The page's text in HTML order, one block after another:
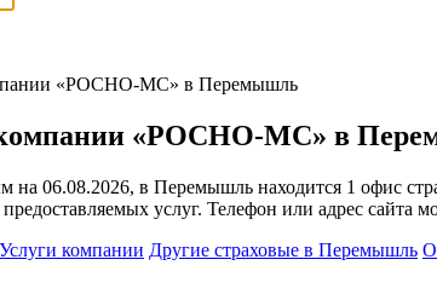
«РОСНО-МС» в Перемышль
компании «РОСНО-МС» в
на 06.08.2026, в Перемышль находится 1 офис
услуг. Телефон или адрес сайта
Услуги компании Другие страховые в Перемышль